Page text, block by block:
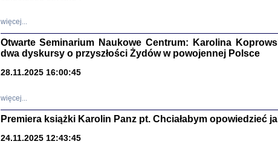
PISZĄCY
'z
Józef Zelkowicz, tłum. z
CZYTAJĄC
więcej...
Otwarte Seminarium Naukowe Centrum: Karolina
dwa dyskursy o przyszłości Żydów w powojennej Polsce
28.11.2025 16:00:45
więcej...
Premiera książki Karolin Panz pt. Chciałabym opowiedzieć
24.11.2025 12:43:45